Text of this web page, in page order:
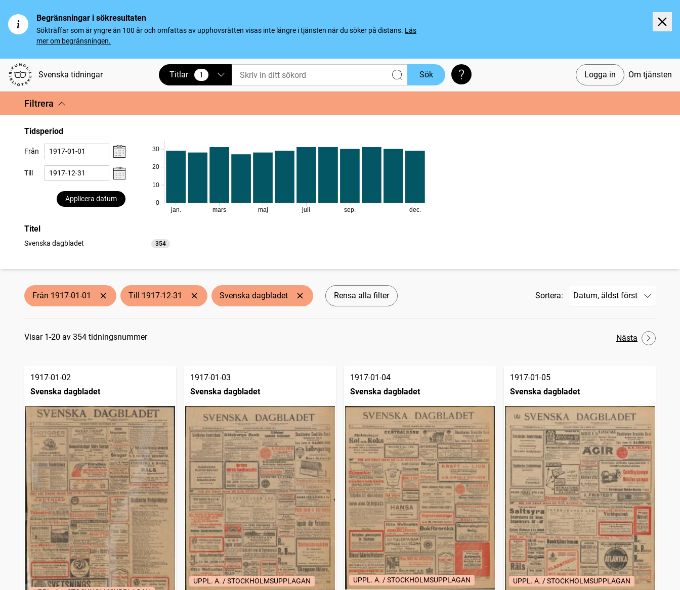
Begränsningar i sökresultaten
Sökträffar som är yngre än 100 år och omfattas av upphovsrätten visas inte längre i tjänsten när du söker på distans. Läs
mer om begränsningen.
Svenska tidningar Logga in Om tjänsten
Titlar 1
vald Sök Söktips
Filtrera
Tidsperiod
Från
Till
Applicera datum
0
10
20
30
jan. mars maj juli sep. dec.
Titel
Svenska dagbladet 354
träffar
Från 1917-01-01 Till 1917-12-31 Svenska dagbladet Rensa alla filter Sortera:
Sökresultat
Visar 1-20 av 354 tidningsnummer Nästa
1917-01-02
Svenska dagbladet
1917-01-03
Svenska dagbladet
UPPL. A. / STOCKHOLMSUPPLAGAN
1917-01-04
Svenska dagbladet
UPPL. A. / STOCKHOLMSUPPLAGAN
1917-01-05
Svenska dagbladet
UPPL. A. / STOCKHOLMSUPPLAGAN